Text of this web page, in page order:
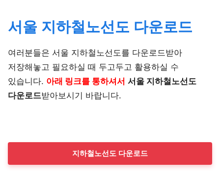
서울 지하철노선도 다운로드
여러분들은 서울 지하철노선도를 다운로드받아
저장해놓고 필요하실 때 두고두고 활용하실 수
있습니다. 아래 링크를 통하셔서 서울 지하철노선도
다운로드받아보시기 바랍니다.
지하철노선도 다운로드